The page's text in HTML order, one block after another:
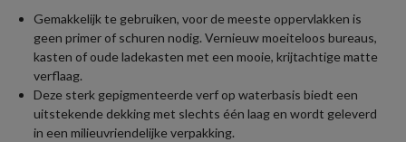
Gemakkelijk te gebruiken, voor de meeste oppervlakken is
geen primer of schuren nodig. Vernieuw moeiteloos bureaus,
kasten of oude ladekasten met een mooie, krijtachtige matte
verflaag.
Deze sterk gepigmenteerde verf op waterbasis biedt een
uitstekende dekking met slechts één laag en wordt geleverd
in een milieuvriendelijke verpakking.